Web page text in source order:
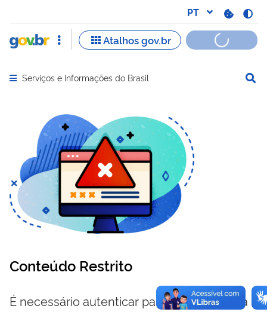
Abrir menu principal de navegação
Serviços e Informações do Brasil
Conteúdo Restrito
É necessário autenticar para visualizar essa